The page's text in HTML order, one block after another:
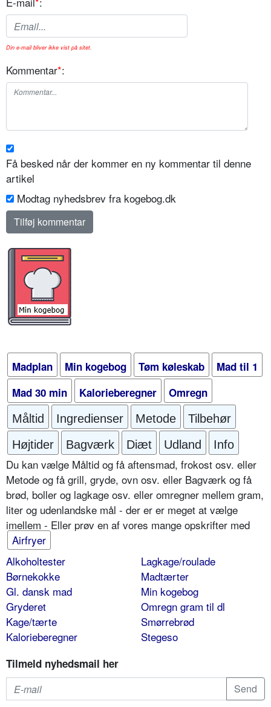
Din e-mail bliver ikke vist på sitet.
Kommentar*:
Få besked når der kommer en ny kommentar til denne
artikel
Modtag nyhedsbrev fra kogebog.dk
Madplan Min kogebog Tøm køleskab
Mad til 1
Mad 30 min
Kalorieberegner Omregn
Måltid Ingredienser Metode
Tilbehør
Højtider
Bagværk Diæt Udland Info
Du kan vælge Måltid og få aftensmad, frokost osv. eller
Metode og få grill, gryde, ovn osv. eller Bagværk og få
brød, boller og lagkage osv. eller omregner mellem gram,
liter og udenlandske mål - der er er meget at vælge
imellem - Eller prøv en af vores mange opskrifter med
Airfryer
Alkoholtester
Børnekokke
Gl. dansk mad
Gryderet
Kage/tærte
Kalorieberegner
Lagkage/roulade
Madtærter
Min kogebog
Omregn gram til dl
Smørrebrød
Stegeso
Tilmeld nyhedsmail her